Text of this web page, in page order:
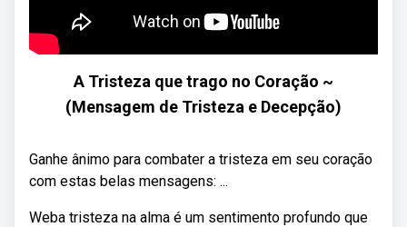
A Tristeza que trago no Coração ~
(Mensagem de Tristeza e Decepção)
Ganhe ânimo para combater a tristeza em seu coração
com estas belas mensagens: ...
Weba tristeza na alma é um sentimento profundo que